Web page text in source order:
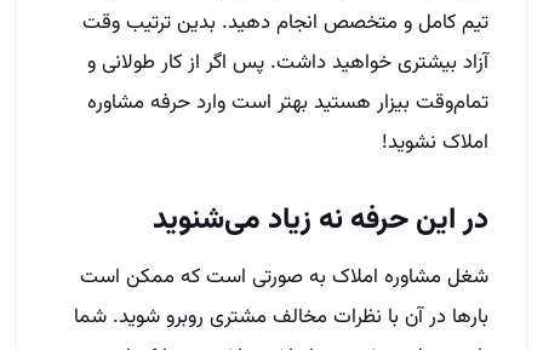
تیم کامل و متخصص انجام دهید. بدین ترتیب وقت
آزاد بیشتری خواهید داشت. پس اگر از کار طولانی و
تمام‌وقت بیزار هستید بهتر است وارد حرفه مشاوره
املاک نشوید!
در این حرفه نه زیاد می‌شنوید
شغل مشاوره املاک به صورتی است که ممکن است
بارها در آن با نظرات مخالف مشتری روبرو شوید. شما